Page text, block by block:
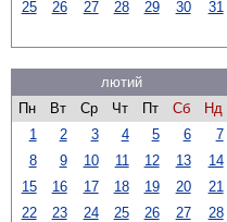
25
26 27 28 29 30 31
лютий
Пн
Вт Ср Чт Пт Сб
Нд
1
2 3 4 5 6
7
8
9 10 11 12 13
14
15
16 17 18 19 20
21
22
23 24 25 26 27 28